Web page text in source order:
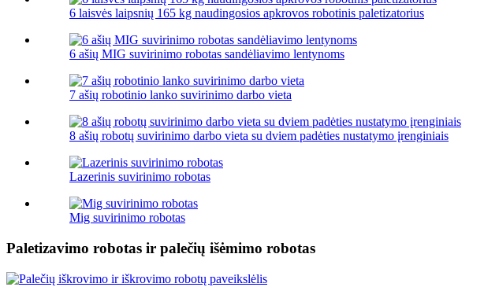
6 laisvės laipsnių 165 kg naudingosios apkrovos robotinis paletizatorius
6 ašių MIG suvirinimo robotas sandėliavimo lentynoms
7 ašių robotinio lanko suvirinimo darbo vieta
8 ašių robotų suvirinimo darbo vieta su dviem padėties nustatymo įrenginiais
Lazerinis suvirinimo robotas
Mig suvirinimo robotas
Paletizavimo robotas ir palečių išėmimo robotas